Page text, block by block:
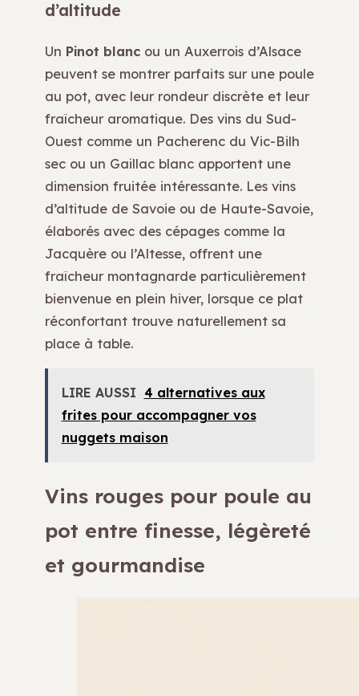
d’altitude
Un Pinot blanc ou un Auxerrois d’Alsace
peuvent se montrer parfaits sur une poule
au pot, avec leur rondeur discrète et leur
fraîcheur aromatique. Des vins du Sud-
Ouest comme un Pacherenc du Vic-Bilh
sec ou un Gaillac blanc apportent une
dimension fruitée intéressante. Les vins
d’altitude de Savoie ou de Haute-Savoie,
élaborés avec des cépages comme la
Jacquère ou l’Altesse, offrent une
fraîcheur montagnarde particulièrement
bienvenue en plein hiver, lorsque ce plat
réconfortant trouve naturellement sa
place à table.
LIRE AUSSI 4 alternatives aux
frites pour accompagner vos
nuggets maison
Vins rouges pour poule au
pot entre finesse, légèreté
et gourmandise